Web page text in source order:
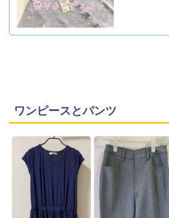
ワンピースとパンツ